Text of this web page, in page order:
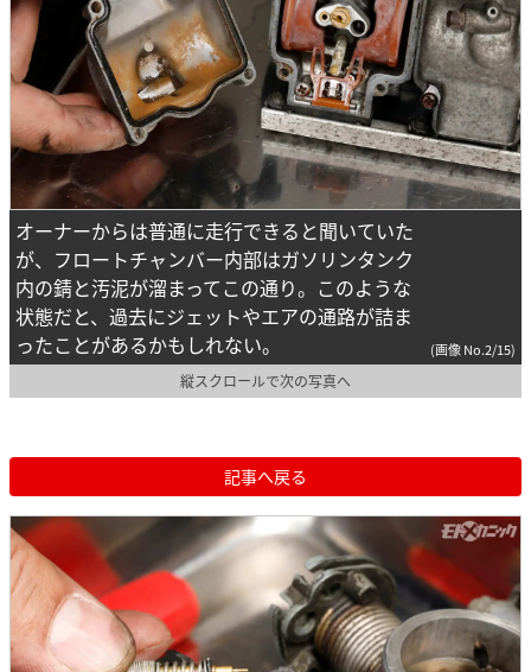
オーナーからは普通に走行できると聞いていた
が、フロートチャンバー内部はガソリンタンク
内の錆と汚泥が溜まってこの通り。このような
状態だと、過去にジェットやエアの通路が詰ま
ったことがあるかもしれない。
(画像 No.2/15)
縦スクロールで次の写真へ
記事へ戻る